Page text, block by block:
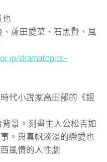
也
蘆田愛菜、石黑賢、風
dramatopics-
代小說家高田郁的《銀
景。刻畫主人公松吉如
。與真帆淡淡的戀愛也
風情的人性劇